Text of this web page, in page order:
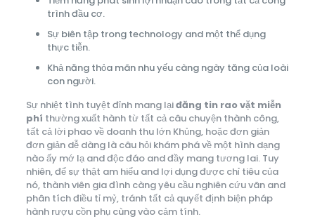
trình đầu cơ.
Sự biên tập trong technology and một thể dụng
thực tiễn.
Khả năng thỏa mãn nhu yếu càng ngày tăng của loài
con người.
Sự nhiệt tình tuyệt đỉnh mang lạiđăng tin rao vặt miễn
phí thường xuất hành từ tất cả câu chuyện thành công,
tất cả lời phao về doanh thu lớn Khủng, hoặc đơn giản
đơn giản dễ dàng là câu hỏi khám phá về một hình dạng
nào ấy mớ lạ and độc đáo and đầy mang tương lai. Tuy
nhiên, để sự thật am hiểu and lợi dụng được chỉ tiêu của
nó, thành viên gia đình càng yêu cầu nghiên cứu vãn and
phân tích điều tỉ mỷ, tránh tất cả quyết định biện pháp
hành rượu cồn phụ cùng vào cảm tính.